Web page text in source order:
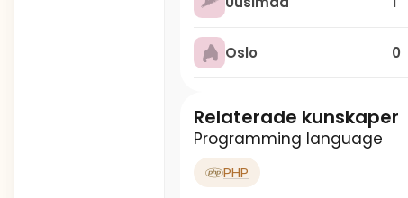
Oslo 0
Relaterade kunskaper
Programming language
PHP